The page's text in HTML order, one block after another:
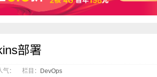
部署
气： 栏目： DevOps